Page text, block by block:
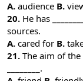
A. audience B.
20. He has
sources.
A. cared for B.
21. The aim of
________.